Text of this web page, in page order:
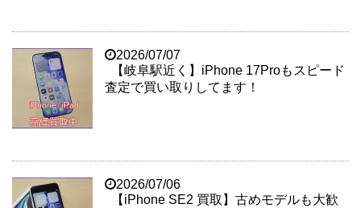
2026/07/07
【岐阜駅近く】iPhone 17Proもスピード
査定で買い取りしてます！
2026/07/06
【iPhone SE2 買取】古めモデルも大歓